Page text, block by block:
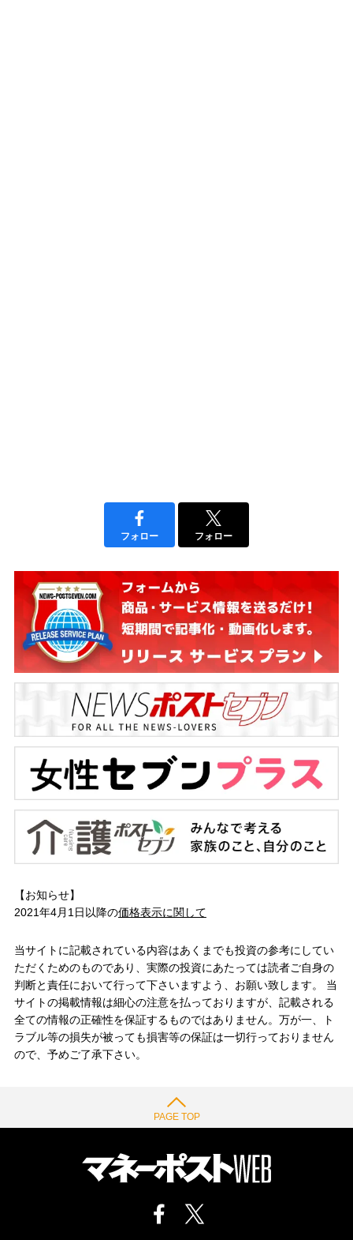
フォロー フォロー
【お知らせ】
2021年4月1日以降の価格表示に関して
当サイトに記載されている内容はあくまでも投資の参考にしてい
ただくためのものであり、実際の投資にあたっては読者ご自身の
判断と責任において行って下さいますよう、お願い致します。 当
サイトの掲載情報は細心の注意を払っておりますが、記載される
全ての情報の正確性を保証するものではありません。万が一、ト
ラブル等の損失が被っても損害等の保証は一切行っておりません
ので、予めご了承下さい。
PAGE TOP